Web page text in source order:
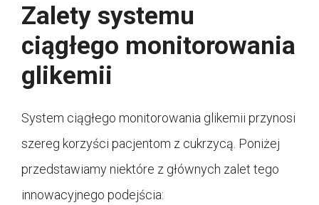
Zalety systemu
ciągłego monitorowania
glikemii
System ciągłego monitorowania glikemii przynosi
szereg korzyści pacjentom z cukrzycą. Poniżej
przedstawiamy niektóre z głównych zalet tego
innowacyjnego podejścia: